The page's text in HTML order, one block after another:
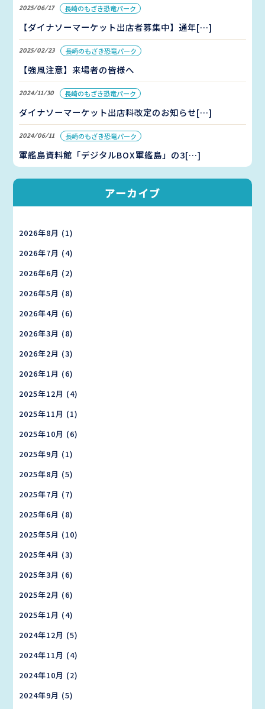
2025/06/17 長崎のもざき恐竜パーク
【ダイナソーマーケット出店者募集中】通年[…]
2025/02/23 長崎のもざき恐竜パーク
【強風注意】来場者の皆様へ
2024/11/30 長崎のもざき恐竜パーク
ダイナソーマーケット出店料改定のお知らせ[…]
2024/06/11 長崎のもざき恐竜パーク
軍艦島資料館「デジタルBOX軍艦島」の3[…]
アーカイブ
2026年8月 (1)
2026年7月 (4)
2026年6月 (2)
2026年5月 (8)
2026年4月 (6)
2026年3月 (8)
2026年2月 (3)
2026年1月 (6)
2025年12月 (4)
2025年11月 (1)
2025年10月 (6)
2025年9月 (1)
2025年8月 (5)
2025年7月 (7)
2025年6月 (8)
2025年5月 (10)
2025年4月 (3)
2025年3月 (6)
2025年2月 (6)
2025年1月 (4)
2024年12月 (5)
2024年11月 (4)
2024年10月 (2)
2024年9月 (5)